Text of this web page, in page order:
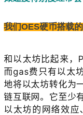
我们OES硬币搭载
和以太坊比起来，
而gas费只有以太
地将以太坊转化为
链互联网。它至少
以太坊的网络效